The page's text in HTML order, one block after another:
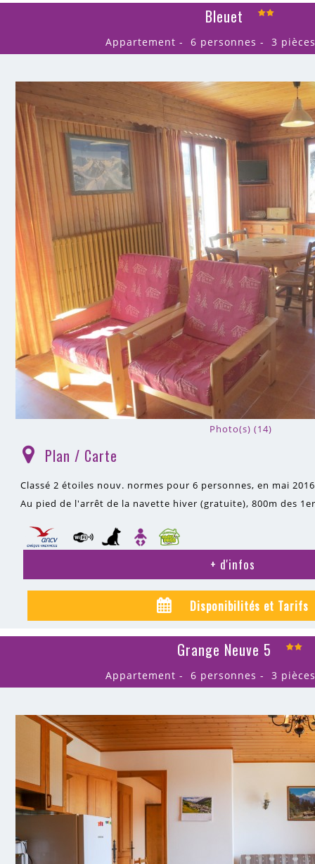
Photo(s) (14)
Bleuet
Appartement 6 personnes 3 pièces
Plan / Carte
Classé 2 étoiles nouv. normes pour 6 personnes, en mai
Au pied de l'arrêt de la navette hiver (gratuite) 800m des
+ d'infos
Disponibilités et Tarifs
Grange Neuve 5
Appartement 6 personnes 3 pièces